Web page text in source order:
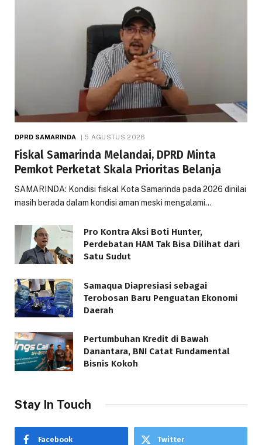
DPRD SAMARINDA 5 AGUSTUS 2026
Fiskal Samarinda Melandai, DPRD Minta
Pemkot Perketat Skala Prioritas Belanja
SAMARINDA: Kondisi fiskal Kota Samarinda pada 2026 dinilai
masih berada dalam kondisi aman meski mengalami…
Pro Kontra Aksi Boti Hunter,
Perdebatan HAM Tak Bisa Dilihat dari
Satu Sudut
Samaqua Diapresiasi sebagai
Terobosan Baru Penguatan Ekonomi
Daerah
Pertumbuhan Kredit di Bawah
Danantara, BNI Catat Fundamental
Bisnis Kokoh
Stay In Touch
Facebook Twitter